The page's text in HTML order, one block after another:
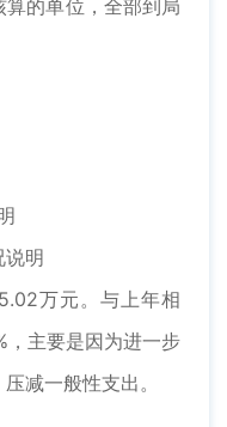
的单位，全部到局
明
万元。与上年相
主要是因为进一步
减一般性支出。